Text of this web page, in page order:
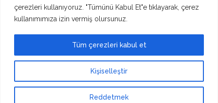
çerezleri kullanıyoruz. "Tümünü Kabul Et"e tıklayarak, çerez
kullanımımıza izin vermiş olursunuz.
Kişiselleştir
Reddetmek
Tüm çerezleri kabul et
ulusoy@ulusoyseed.com.tr
Ulusoy Tohumculuk